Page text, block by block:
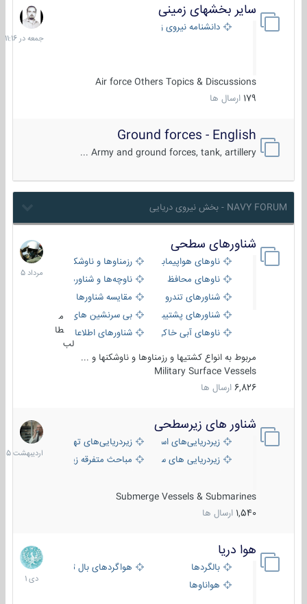
سایر بخشهای زمینی
دانشنامه نیروی زمینی
Air force Others Topics & Discussions
179 ارسال ها
11:16
Ground forces - English
Army and ground forces, tank, artillery ...
NAVY FORUM - بخش نیروی دریایی
شناورهای سطحی
ناوهای هواپیمابر و بالگرد بررزمناوها و ناوشکن‌ها
ناوهای محافظ
ناوچه‌ها و شناورهای گشتی
شناورهای تندرو
مقایسه شناورها
شناورهای پشتیبانی
بی سرنشین های دریایی
ناوهای آبی خاکی و نیروبرشناورهای اطلاعاتی و جاسوسی
م
طا
لب
مربوط به انواع کشتیها و رزمناوها و ناوشکنها و ...
Military Surface Vessels
6,826 ارسال ها
شناور های زیرسطحی
زیردریایی‌های استراتژیک زیردریایی‌های تهاجمی
زیردریایی های سبک
مباحث متفرقه زیرسطحی
Submerge Vessels & Submarines
1,540 ارسال ها
1405
هوا دریا
بالگردها
هواگردهای بال ثابت
هواناوها